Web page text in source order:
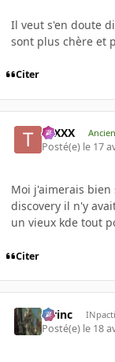
Il veut s'en doute
sont plus chère et
Citer
tuXXX Ancien
Posté(e) le 17
Moi j'aimerais
discovery il n'y
un vieux kde tout
Citer
lorinc
Posté(e) le 18